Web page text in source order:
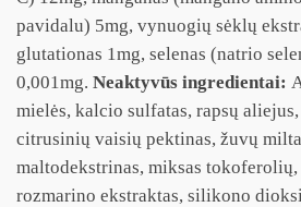
pavidalu) 5mg, vynuogių sėklų
glutationas 1mg, selenas (natrio
0,001mg. Neaktyvūs ingredientai:
mielės, kalcio sulfatas, rapsų
citrusinių vaisių pektinas, žuvų
maltodekstrinas, miksas
rozmarino ekstraktas, silikono